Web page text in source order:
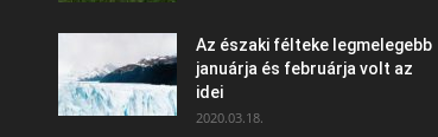
Az északi félteke legmelegebb
januárja és februárja volt az
idei
2020.03.18.